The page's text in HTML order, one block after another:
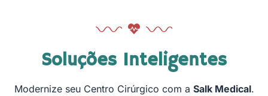
Soluções Inteligentes
Modernize seu Centro Cirúrgico com a Salk Medical.